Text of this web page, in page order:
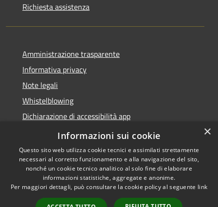
Richiesta assistenza
Amministrazione trasparente
Informativa privacy
Note legali
Whistelblowing
Dichiarazione di accessibilità app
Dichiarazione di accessibilità sito
Accessibilità
Copyright © 2026 • Comune di
Ossona • Powered by
Municipium• Accesso
×
Informazioni sui cookie
Questo sito web utilizza cookie tecnici e assimilati strettamente
necessari al corretto funzionamento e alla navigazione del sito,
nonché un cookie tecnico analitico al solo fine di elaborare
informazioni statistiche, aggregate e anonime.
Per maggiori dettagli, può consultare la cookie policy al seguente link